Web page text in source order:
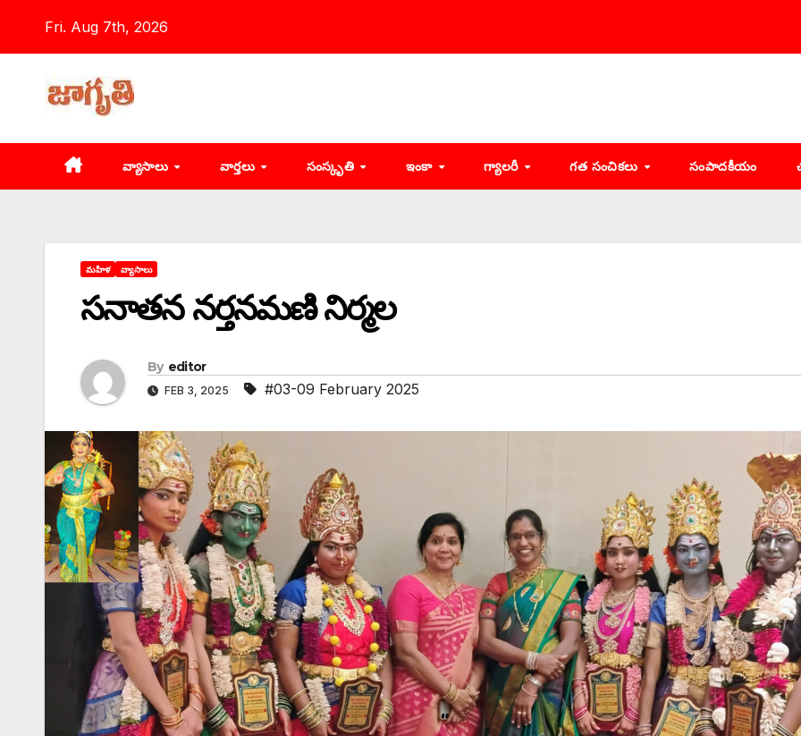
Fri. Aug 7th, 2026
వ్యాసాలు వార్తలు సంస్కృతి ఇంకా గ్యాలరీ గత సంచికలు సంపాదకీయం
మహిళ వ్యాసాలు
సనాతన నర్తనమణి నిర్మల
By editor
FEB 3, 2025 #03-09 February 2025